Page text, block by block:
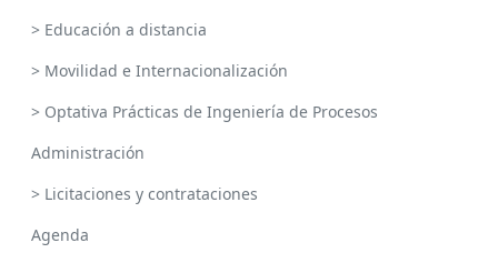
> Educación a distancia
> Movilidad e Internacionalización
> Optativa Prácticas de Ingeniería de Procesos
Administración
> Licitaciones y contrataciones
Agenda